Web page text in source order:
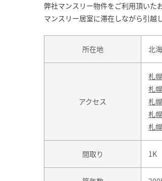
弊社マンスリー物件をご利用頂いた
マンスリー居室に滞在しながら引越
所在地 北
アクセス
札
札
札
札
札
間取り 1K